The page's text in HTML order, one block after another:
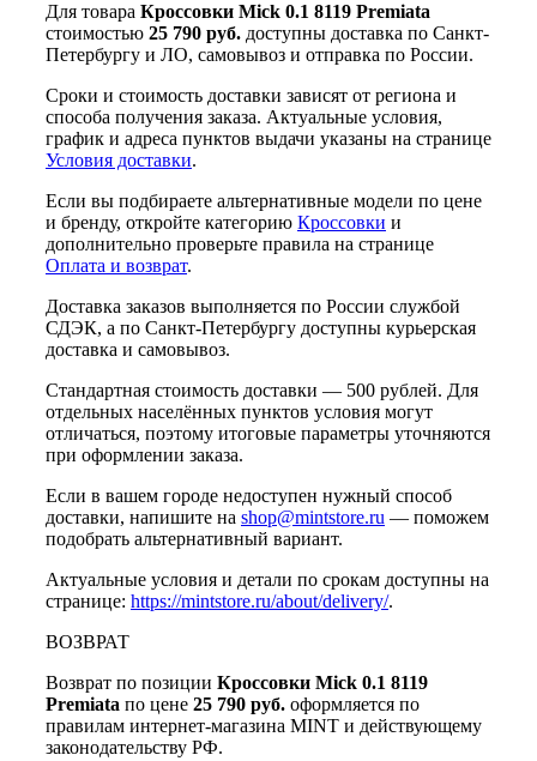
Для товара Кроссовки Mick 0.1 8119 Premiata
стоимостью 25 790 руб. доступны доставка по Санкт-
Петербургу и ЛО, самовывоз и отправка по России.
Сроки и стоимость доставки зависят от региона и
способа получения заказа. Актуальные условия,
график и адреса пунктов выдачи указаны на странице
Условия доставки.
Если вы подбираете альтернативные модели по цене
и бренду, откройте категорию Кроссовки и
дополнительно проверьте правила на странице
Оплата и возврат.
Доставка заказов выполняется по России службой
СДЭК, а по Санкт-Петербургу доступны курьерская
доставка и самовывоз.
Стандартная стоимость доставки — 500 рублей. Для
отдельных населённых пунктов условия могут
отличаться, поэтому итоговые параметры уточняются
при оформлении заказа.
Если в вашем городе недоступен нужный способ
доставки, напишите на shop@mintstore.ru — поможем
подобрать альтернативный вариант.
Актуальные условия и детали по срокам доступны на
странице: https://mintstore.ru/about/delivery/.
ВОЗВРАТ
Возврат по позиции Кроссовки Mick 0.1 8119
Premiata по цене 25 790 руб. оформляется по
правилам интернет-магазина MINT и действующему
законодательству РФ.